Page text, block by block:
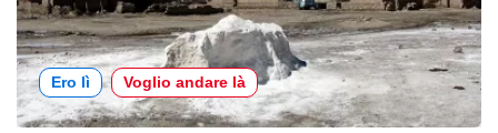
Ero lì Voglio andare là